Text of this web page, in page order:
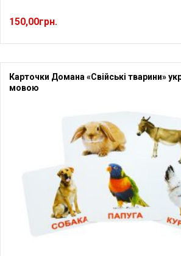
150,00грн.
Карточки Домана «Свійські тварини»
мовою